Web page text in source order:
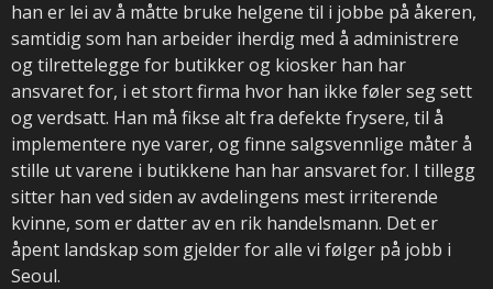
han er lei av å måtte bruke helgene til i jobbe på åkeren,
samtidig som han arbeider iherdig med å administrere
og tilrettelegge for butikker og kiosker han har
ansvaret for, i et stort firma hvor han ikke føler seg sett
og verdsatt. Han må fikse alt fra defekte frysere, til å
implementere nye varer, og finne salgsvennlige måter å
stille ut varene i butikkene han har ansvaret for. I tillegg
sitter han ved siden av avdelingens mest irriterende
kvinne, som er datter av en rik handelsmann. Det er
åpent landskap som gjelder for alle vi følger på jobb i
Seoul.